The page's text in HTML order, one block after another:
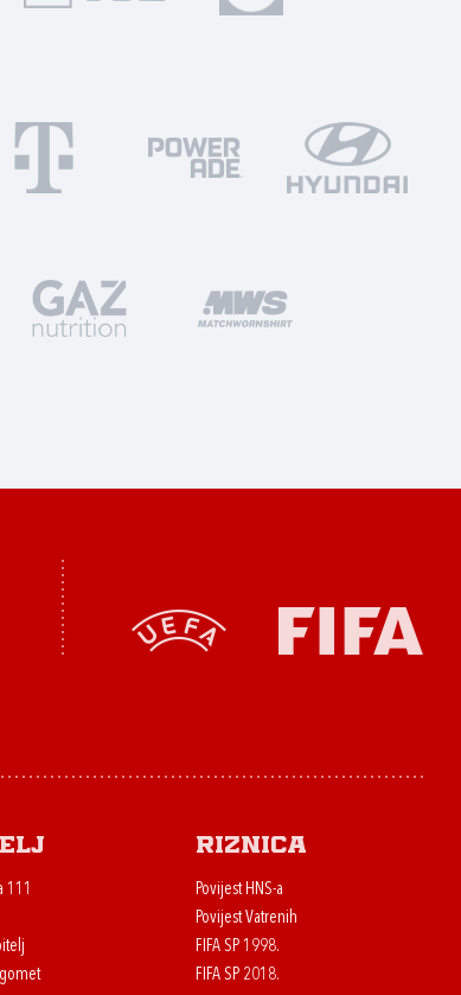
111
Riznica
Povijest HNS-a
Povijest Vatrenih
FIFA SP 1998.
FIFA SP 2018.